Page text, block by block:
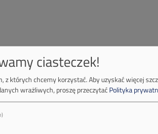
ciasteczek!
z których chcemy korzystać.Aby uzyskać więcej
wrażliwych, proszę przeczytaćPolityka